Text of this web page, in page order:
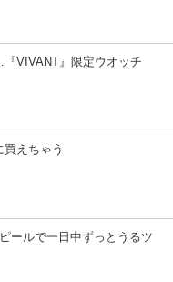
VIVANT』限定ウオッチ
えちゃう
ールで一日中ずっとうるツ